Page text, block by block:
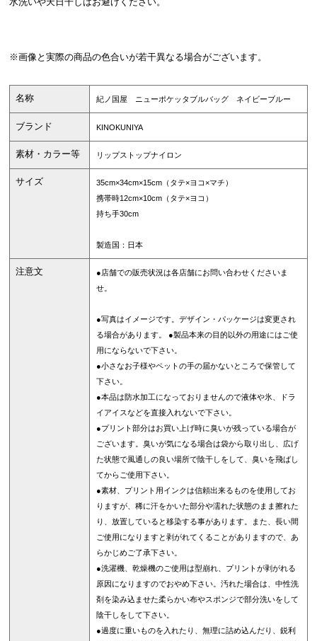
※画像と実際の商品の色合いが若干異なる場合がございます。
名称 紀ノ国屋 ニューポケッタブルバッグ ネイビーブルー
ブランド KINOKUNIYA
素材・カラー等 リップストップナイロン
サイズ
35cm×34cm×15cm（タテ×ヨコ×マチ）
携帯時12cm×10cm（タテ×ヨコ）
持ち手30cm
製造国：日本
注意文
●店舗での販売状況は各店舗にお問い合わせくださいま
せ。
●写真はイメージです。デザイン・パッケージは変更され
る場合があります。 ●製品本来の目的以外の用途にはご使
用にならないで下さい。
●小さなお子様やペットの手の届かないところで保管して
下さい。
●本品は防水加工になっておりませんので液体や氷、ドラ
イアイスなどを直接入れないで下さい。
●プリント部分はお買い上げ時に臭いが残っている場合が
ございます。臭いが気になる場合は袋から取り出し、広げ
た状態で風通しの良い場所で陰干しをして、臭いを飛ばし
てからご使用下さい。
●素材、プリント用インクは信頼出来るものを使用してお
りますが、稀に汗をかいた部分や濡れた状態のまま擦れた
り、放置していると移染する事があります。また、長い間
ご使用になりますと剥がれてくることがありますので、あ
らかじめご了承下さい。
●洗濯機、乾燥機のご使用は型崩れ、プリントが剥がれる
原因になりますのでおやめ下さい。汚れた場合は、中性洗
剤を染み込ませた柔らかい布やスポンジで部分洗いをして
陰干しをして下さい。
●過度に重いものを入れたり、無理に詰め込んだり、鋭利